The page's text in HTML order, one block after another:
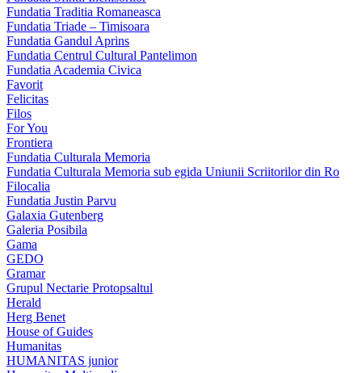
Fundatia Traditia Romaneasca
Fundatia Triade – Timisoara
Fundatia Gandul Aprins
Fundatia Centrul Cultural Pantelimon
Fundatia Academia Civica
Favorit
Felicitas
Filos
For You
Frontiera
Fundatia Culturala Memoria
Fundatia Culturala Memoria sub egida Uniunii Scriitorilor din Ro
Filocalia
Fundatia Justin Parvu
Galaxia Gutenberg
Galeria Posibila
Gama
GEDO
Gramar
Grupul Nectarie Protopsaltul
Herald
Herg Benet
House of Guides
Humanitas
HUMANITAS junior